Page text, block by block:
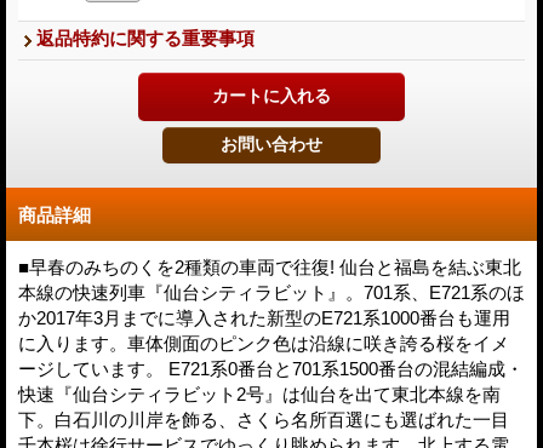
返品特約に関する重要事項
商品詳細
■早春のみちのくを2種類の車両で往復! 仙台と福島を結ぶ東北
本線の快速列車『仙台シティラビット』。701系、E721系のほ
か2017年3月までに導入された新型のE721系1000番台も運用
に入ります。車体側面のピンク色は沿線に咲き誇る桜をイメ
ージしています。 E721系0番台と701系1500番台の混結編成・
快速『仙台シティラビット2号』は仙台を出て東北本線を南
下。白石川の川岸を飾る、さくら名所百選にも選ばれた一目